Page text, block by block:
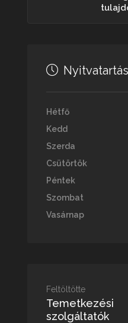
Nyitvatartás
Hétfő
Kedd
Szerda
Csütörtök
Péntek
Szombat
Vasárnap
Feltöltötte
Temetkezési
szolgáltatók